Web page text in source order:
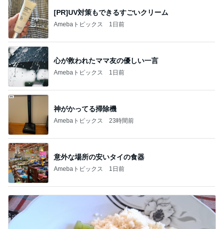
[PR]UV対策もできるすごいクリーム
Amebaトピックス 1日前
心が救われたママ友の優しい一言
Amebaトピックス 1日前
神がかってる掃除機
Amebaトピックス 23時間前
意外な場所の安いタイの食器
Amebaトピックス 1日前